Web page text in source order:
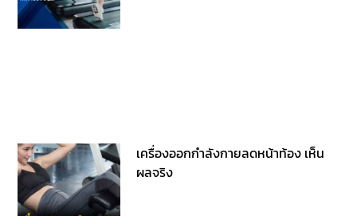
เครื่องออกกำลังกายลดหน้าท้อง เห็น
ผลจริง